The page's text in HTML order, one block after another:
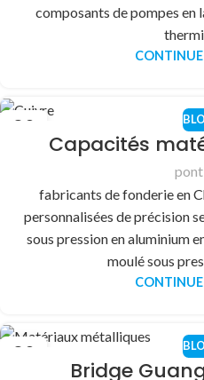
composants de pompes en
30
Capacités
pont
fabricants de fonderie en
personnalisées de précision
sous pression en aluminium
moulé sous
30
Bridge